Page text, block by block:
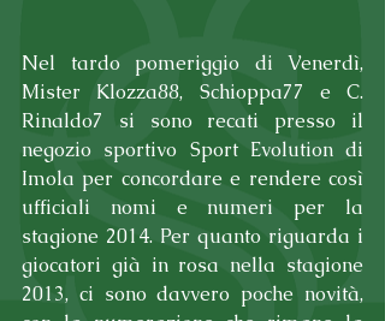
Nel tardo pomeriggio di Venerdì,
Mister Klozza88, Schioppa77 e C.
Rinaldo7 si sono recati presso il
negozio sportivo Sport Evolution di
Imola per concordare e rendere così
ufficiali nomi e numeri per la
stagione 2014. Per quanto riguarda i
giocatori già in rosa nella stagione
2013, ci sono davvero poche novità,